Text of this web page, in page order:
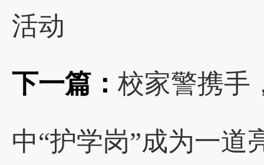
活动
下一篇： 校家警携手
中“护学岗”成为一道